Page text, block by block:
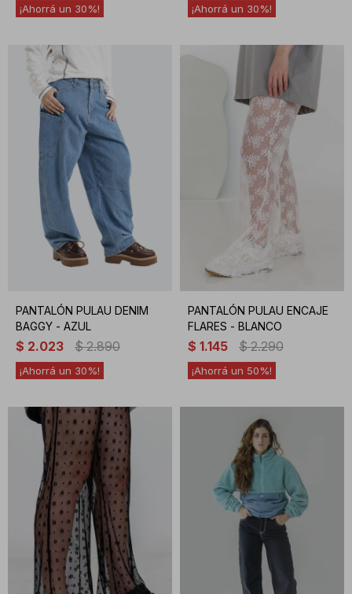
30 30
PANTALÓN PULAU DENIM
BAGGY - AZUL
$ 2.023 $ 2.890
30
PANTALÓN PULAU ENCAJE
FLARES - BLANCO
$ 1.145 $ 2.290
50